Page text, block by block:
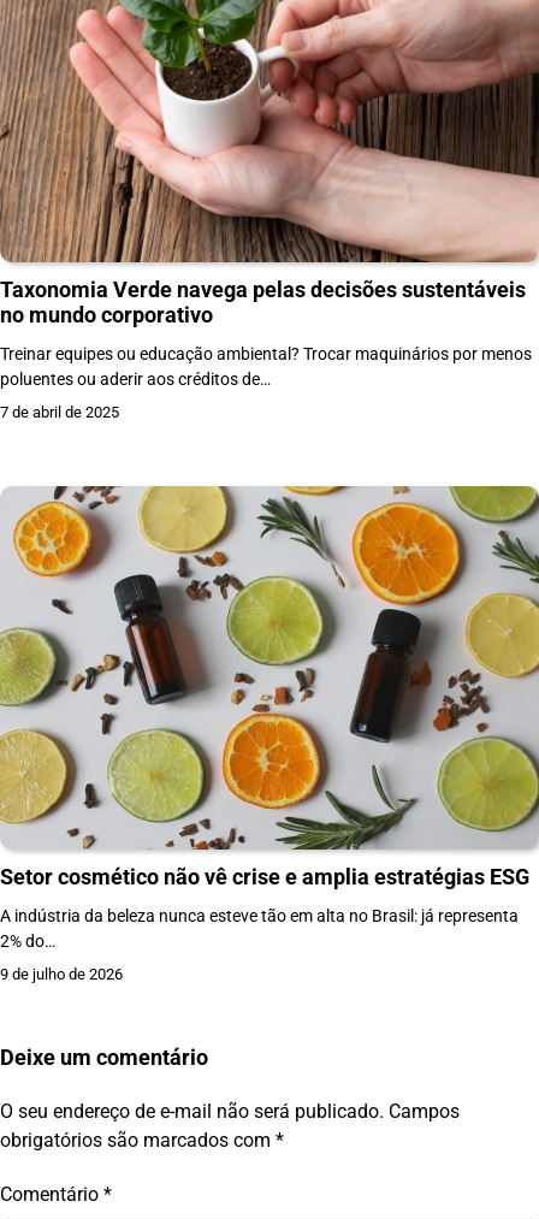
Taxonomia Verde navega pelas decisões sustentáveis
no mundo corporativo
Treinar equipes ou educação ambiental? Trocar maquinários por menos
poluentes ou aderir aos créditos de…
7 de abril de 2025
Setor cosmético não vê crise e amplia estratégias ESG
A indústria da beleza nunca esteve tão em alta no Brasil: já representa
2% do…
9 de julho de 2026
Deixe um comentário
O seu endereço de e-mail não será publicado. Campos
obrigatórios são marcados com *
Comentário *